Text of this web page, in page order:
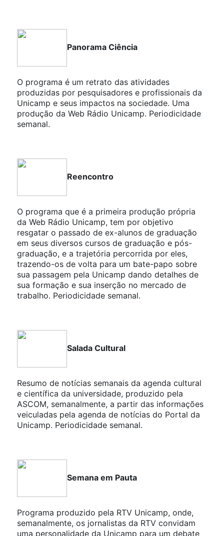
Panorama Ciência
O programa é um retrato das atividades
produzidas por pesquisadores e profissionais da
Unicamp e seus impactos na sociedade. Uma
produção da Web Rádio Unicamp. Periodicidade
semanal.
Reencontro
O programa que é a primeira produção própria
da Web Rádio Unicamp, tem por objetivo
resgatar o passado de ex-alunos de graduação
em seus diversos cursos de graduação e pós-
graduação, e a trajetória percorrida por eles,
trazendo-os de volta para um bate-papo sobre
sua passagem pela Unicamp dando detalhes de
sua formação e sua inserção no mercado de
trabalho. Periodicidade semanal.
Salada Cultural
Resumo de notícias semanais da agenda cultural
e científica da universidade, produzido pela
ASCOM, semanalmente, a partir das informações
veiculadas pela agenda de notícias do Portal da
Unicamp. Periodicidade semanal.
Semana em Pauta
Programa produzido pela RTV Unicamp, onde,
semanalmente, os jornalistas da RTV convidam
uma personalidade da Unicamp para um debate